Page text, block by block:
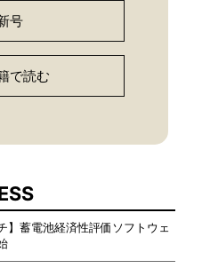
号
で読む
】蓄電池経済性評価ソフトウェ